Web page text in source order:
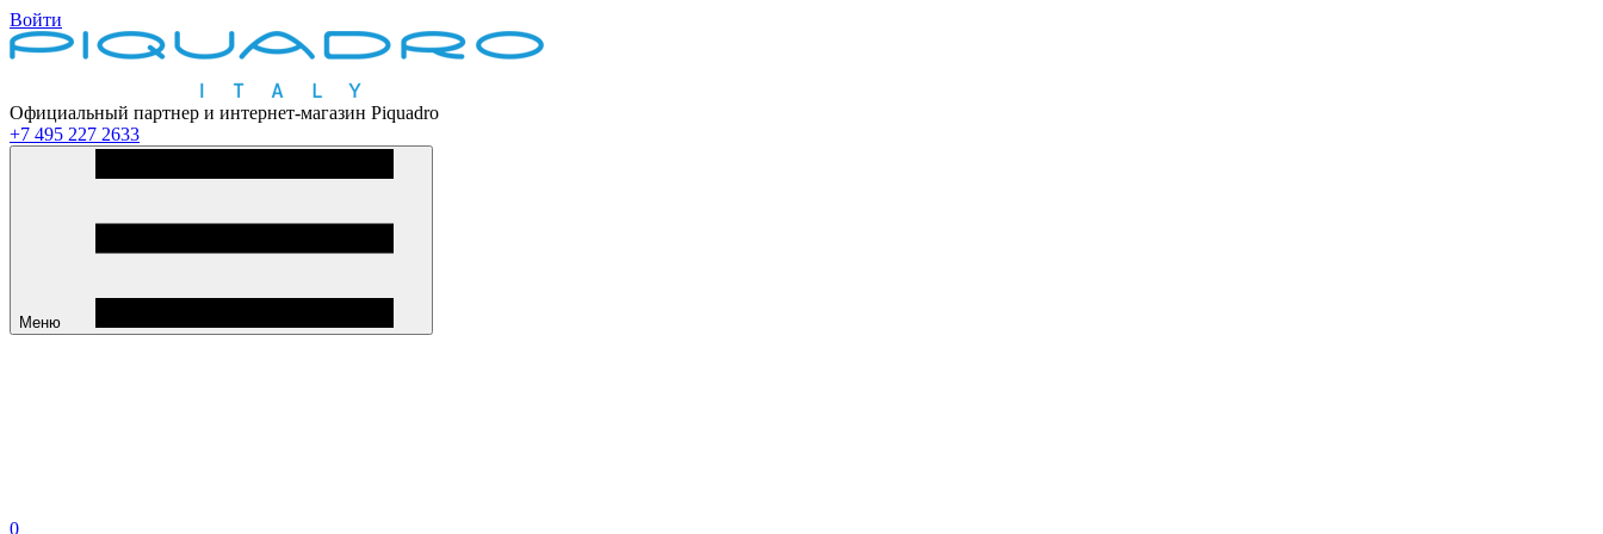
Войти
Официальный партнер и интернет-магазин Piquadro
+7 495 227 2633
Меню
0